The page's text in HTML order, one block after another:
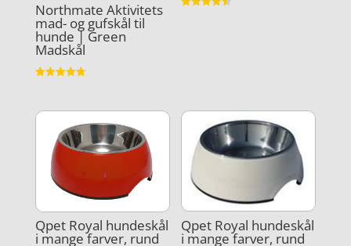
Northmate Aktivitets
mad- og gufskål til
hunde | Green
Madskål
Qpet Royal hundeskål
i mange farver, rund
Qpet Royal hundeskål
i mange farver, rund